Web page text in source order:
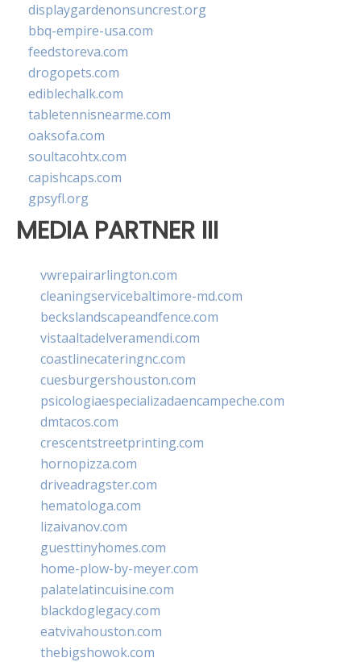
displaygardenonsuncrest.org
bbq-empire-usa.com
feedstoreva.com
drogopets.com
ediblechalk.com
tabletennisnearme.com
oaksofa.com
soultacohtx.com
capishcaps.com
gpsyfl.org
MEDIA PARTNER III
vwrepairarlington.com
cleaningservicebaltimore-md.com
beckslandscapeandfence.com
vistaaltadelveramendi.com
coastlinecateringnc.com
cuesburgershouston.com
psicologiaespecializadaencampeche.com
dmtacos.com
crescentstreetprinting.com
hornopizza.com
driveadragster.com
hematologa.com
lizaivanov.com
guesttinyhomes.com
home-plow-by-meyer.com
palatelatincuisine.com
blackdoglegacy.com
eatvivahouston.com
thebigshowok.com